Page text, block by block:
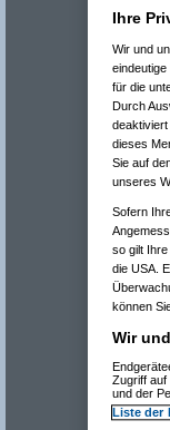
Ihre
Wir und
für die
Durch
dieses
Sie auf
unseres
Sofern
so gilt
die USA.
können
Wir
Zugriff auf
und der
Liste der